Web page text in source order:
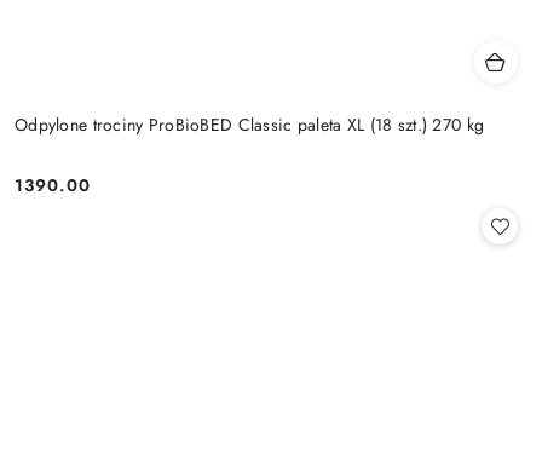
Odpylone trociny ProBioBED Classic paleta XL (18 szt.) 270 kg
Cena:
1390.00